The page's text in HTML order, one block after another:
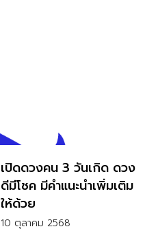
เปิดดวงคน 3 วันเกิด ดวง
ดีมีโชค มีคำแนะนำเพิ่มเติม
ให้ด้วย
10 ตุลาคม 2568